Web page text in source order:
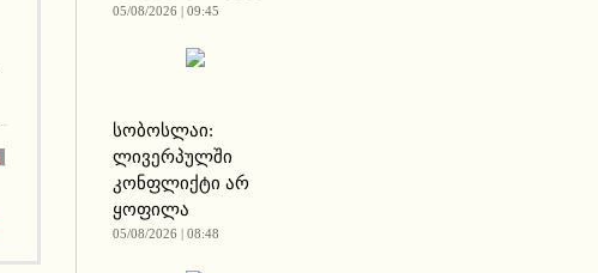
05/08/2026 | 09:45
სობოსლაი:
ლივერპულში
კონფლიქტი არ
ყოფილა
05/08/2026 | 08:48